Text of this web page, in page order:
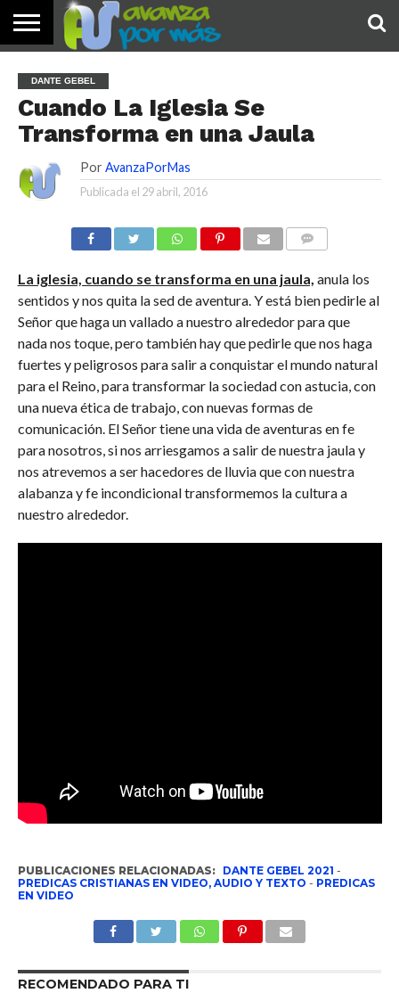
PALABRA
DE HOY
DEVOCIONALES
NOTICIAS
TESTIMONIOS
ORACIONES
SOBRE
NOSOTROS
IMÁGENES
DANTE GEBEL
Cuando La Iglesia Se
Transforma en una Jaula
Por AvanzaPorMas
Publicada el 29 abril, 2016
La iglesia, cuando se transforma en una jaula, anula los
sentidos y nos quita la sed de aventura. Y está bien pedirle al
Señor que haga un vallado a nuestro alrededor para que
nada nos toque, pero también hay que pedirle que nos haga
fuertes y peligrosos para salir a conquistar el mundo natural
para el Reino, para transformar la sociedad con astucia, con
una nueva ética de trabajo, con nuevas formas de
comunicación. El Señor tiene una vida de aventuras en fe
para nosotros, si nos arriesgamos a salir de nuestra jaula y
nos atrevemos a ser hacedores de lluvia que con nuestra
alabanza y fe incondicional transformemos la cultura a
nuestro alrededor.
PUBLICACIONES RELACIONADAS: DANTE GEBEL 2021 -
PREDICAS CRISTIANAS EN VIDEO, AUDIO Y TEXTO - PREDICAS
EN VIDEO
RECOMENDADO PARA TI